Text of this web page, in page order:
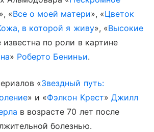
», «Все о моей матери», «Цветок
в которой я живу», «Высокие
известна по роли в картине
» Роберто Бениньи.
«Звездный путь:
» и «Фэлкон Крест» Джилл
в возрасте 70 лет после
болезнью.